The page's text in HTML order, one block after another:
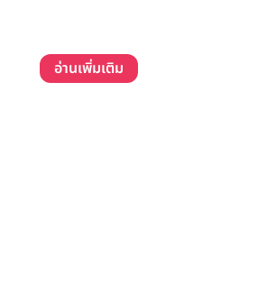
อ่านเพิ่มเติม